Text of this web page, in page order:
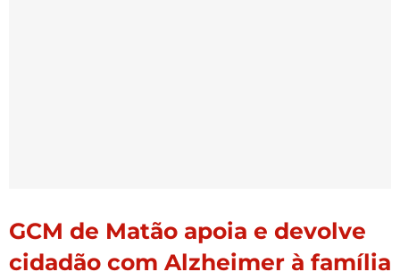
GCM de Matão apoia e devolve
cidadão com Alzheimer à família